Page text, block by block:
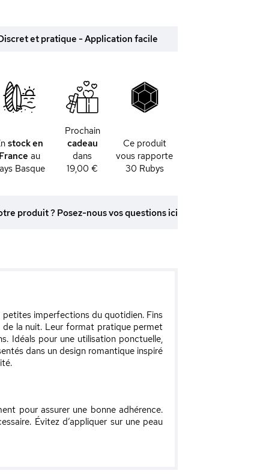
et pratique - Application facile
stock en
France au
Basque
Prochain
cadeau
dans
19,00 €
Ce produit
vous rapporte
30 Rubys
produit ? Posez-nous vos questions ici
imperfections du quotidien. Fins
la nuit. Leur format pratique permet
Idéals pour une utilisation ponctuelle,
dans un design romantique inspiré
pour assurer une bonne adhérence.
Évitez d’appliquer sur une peau